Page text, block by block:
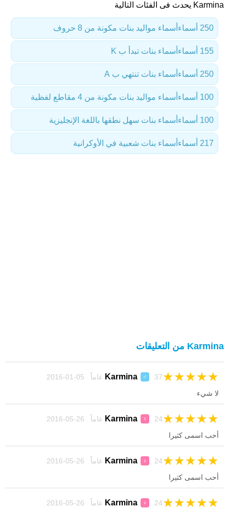
Karmina يحدث فى الفئات التالية
أسماء مواليد بنات مكونة من 8 حروف 250 أسماء
أسماء بنات تبدأ ب K 155 أسماء
أسماء بنات تنتهي ب A 250 أسماء
أسماء مواليد بنات مكونة من 4 مقاطع لفظية 100 أسماء
أسماء بنات سهل نطقها باللغة الإنجليزية 100 أسماء
أسماء بنات شعبية في الأوكرانية 217 أسماء
Karmina من التعليقات
Karmina ♂ 37 عاماً 05-01-2016 ★
★
★
★
★
لا شيء
Karmina ♀ 24 عاماً 26-05-2016 ★
★
★
★
★
أحب اسمى كثيرا
Karmina ♀ 24 عاماً 26-05-2016 ★
★
★
★
★
أحب اسمى كثيرا
Karmina ♀ 24 عاماً 26-05-2016 ★
★
★
★
★